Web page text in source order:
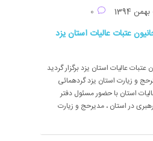
عتبات عالیات استان یزد
عالیات استان یزد برگزار گردید
و زیارت استان یزد گردهمائی
استان با حضور مسئول دفتر
در استان ، مدیرحج و زیارت